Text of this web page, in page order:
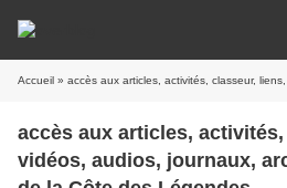
Accueil » accès aux articles, activités, classeur, liens, vidéos, audios,
accès aux articles,
vidéos, audios, journaux,